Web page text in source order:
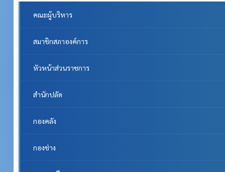
คณะผู้บริหาร
สมาชิกสภาองค์การ
หัวหน้าส่วนราชการ
สำนักปลัด
กองคลัง
กองช่าง